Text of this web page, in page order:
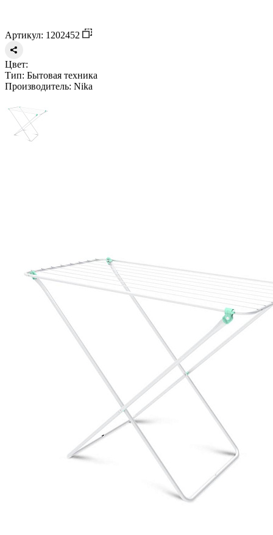
Артикул: 1202452
Цвет:
Тип: Бытовая техника
Производитель: Nika